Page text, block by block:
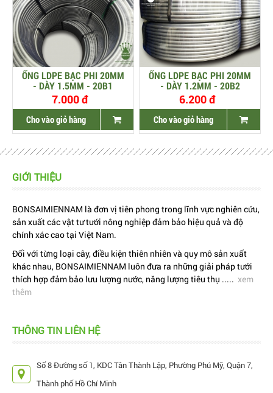
ỐNG LDPE BẠC PHI 20MM
- DÀY 1.5MM - 20B1
7.000 đ
Cho vào giỏ hàng
ỐNG LDPE BẠC PHI 20MM
- DÀY 1.2MM - 20B2
6.200 đ
Cho vào giỏ hàng
GIỚI THIỆU
BONSAIMIENNAM là đơn vị tiên phong trong lĩnh vực nghiên cứu,
sản xuất các vật tư tưới nông nghiệp đảm bảo hiệu quả và độ
chính xác cao tại Việt Nam.
Đối với từng loại cây, điều kiện thiên nhiên và quy mô sản xuất
khác nhau, BONSAIMIENNAM luôn đưa ra những giải pháp tưới
thích hợp đảm bảo lưu lượng nước, năng lượng tiêu thụ ..... xem
thêm
THÔNG TIN LIÊN HỆ
Số 8 Đường số 1, KDC Tân Thành Lập, Phường Phú Mỹ, Quận 7,
Thành phố Hồ Chí Minh